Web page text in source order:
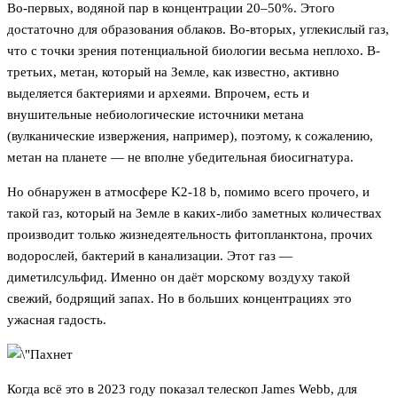
Во-первых, водяной пар в концентрации 20–50%. Этого
достаточно для образования облаков. Во-вторых, углекислый газ,
что с точки зрения потенциальной биологии весьма неплохо. В-
третьих, метан, который на Земле, как известно, активно
выделяется бактериями и археями. Впрочем, есть и
внушительные небиологические источники метана
(вулканические извержения, например), поэтому, к сожалению,
метан на планете — не вполне убедительная биосигнатура.
Но обнаружен в атмосфере K2-18 b, помимо всего прочего, и
такой газ, который на Земле в каких-либо заметных количествах
производит только жизнедеятельность фитопланктона, прочих
водорослей, бактерий в канализации. Этот газ —
диметилсульфид. Именно он даёт морскому воздуху такой
свежий, бодрящий запах. Но в больших концентрациях это
ужасная гадость.
Когда всё это в 2023 году показал телескоп James Webb, для